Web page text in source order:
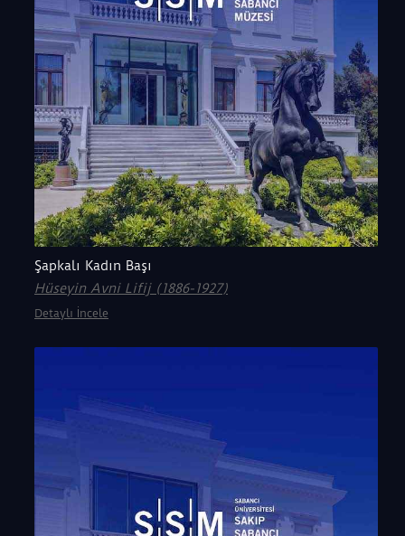
Şapkalı Kadın Başı
Hüseyin Avni Lifij (1886-1927)
Detaylı İncele